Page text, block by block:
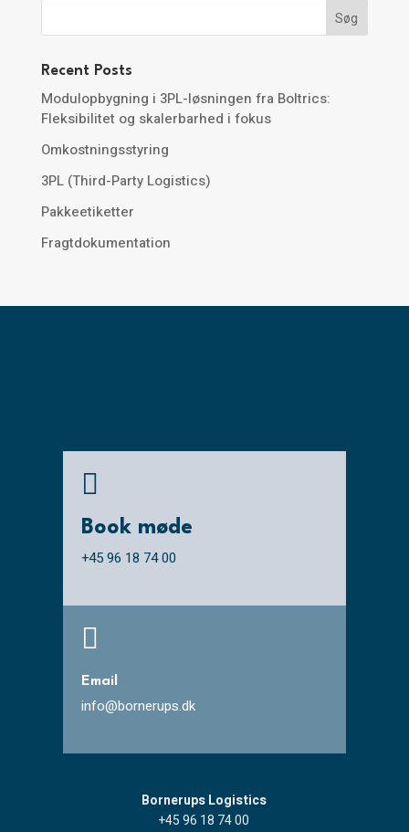
Recent Posts
Modulopbygning i 3PL-løsningen fra Boltrics:
Fleksibilitet og skalerbarhed i fokus
Omkostningsstyring
3PL (Third-Party Logistics)
Pakkeetiketter
Fragtdokumentation

Book møde
+45 96 18 74 00

Email
info@bornerups.dk
Bornerups Logistics
+45 96 18 74 00